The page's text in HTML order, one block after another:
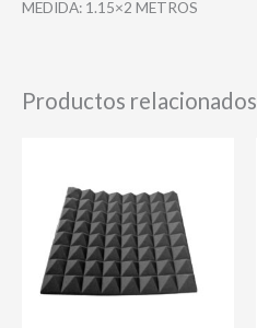
MEDIDA: 1.15×2 METROS
Productos relacionados